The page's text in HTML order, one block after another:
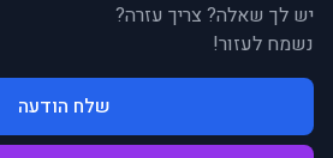
יש לך שאלה? צריך עזרה?
נשמח לעזור!
שלח הודעה